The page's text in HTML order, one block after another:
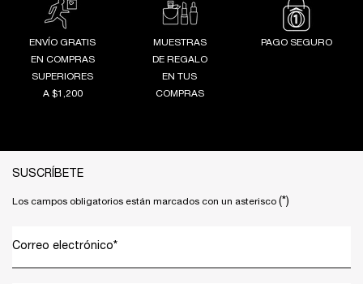
ENVÍO GRATIS
EN COMPRAS
SUPERIORES
A $1,200
MUESTRAS
DE REGALO
EN TUS
COMPRAS
PAGO SEGURO
SUSCRÍBETE
Los campos obligatorios están marcados con un asterisco (*)
Correo electrónico*